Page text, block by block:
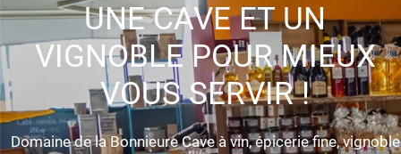
UNE CAVE ET UN
VIGNOBLE POUR MIEUX
VOUS SERVIR !
Domaine de la Bonnieure Cave à vin, épicerie fine, vignoble